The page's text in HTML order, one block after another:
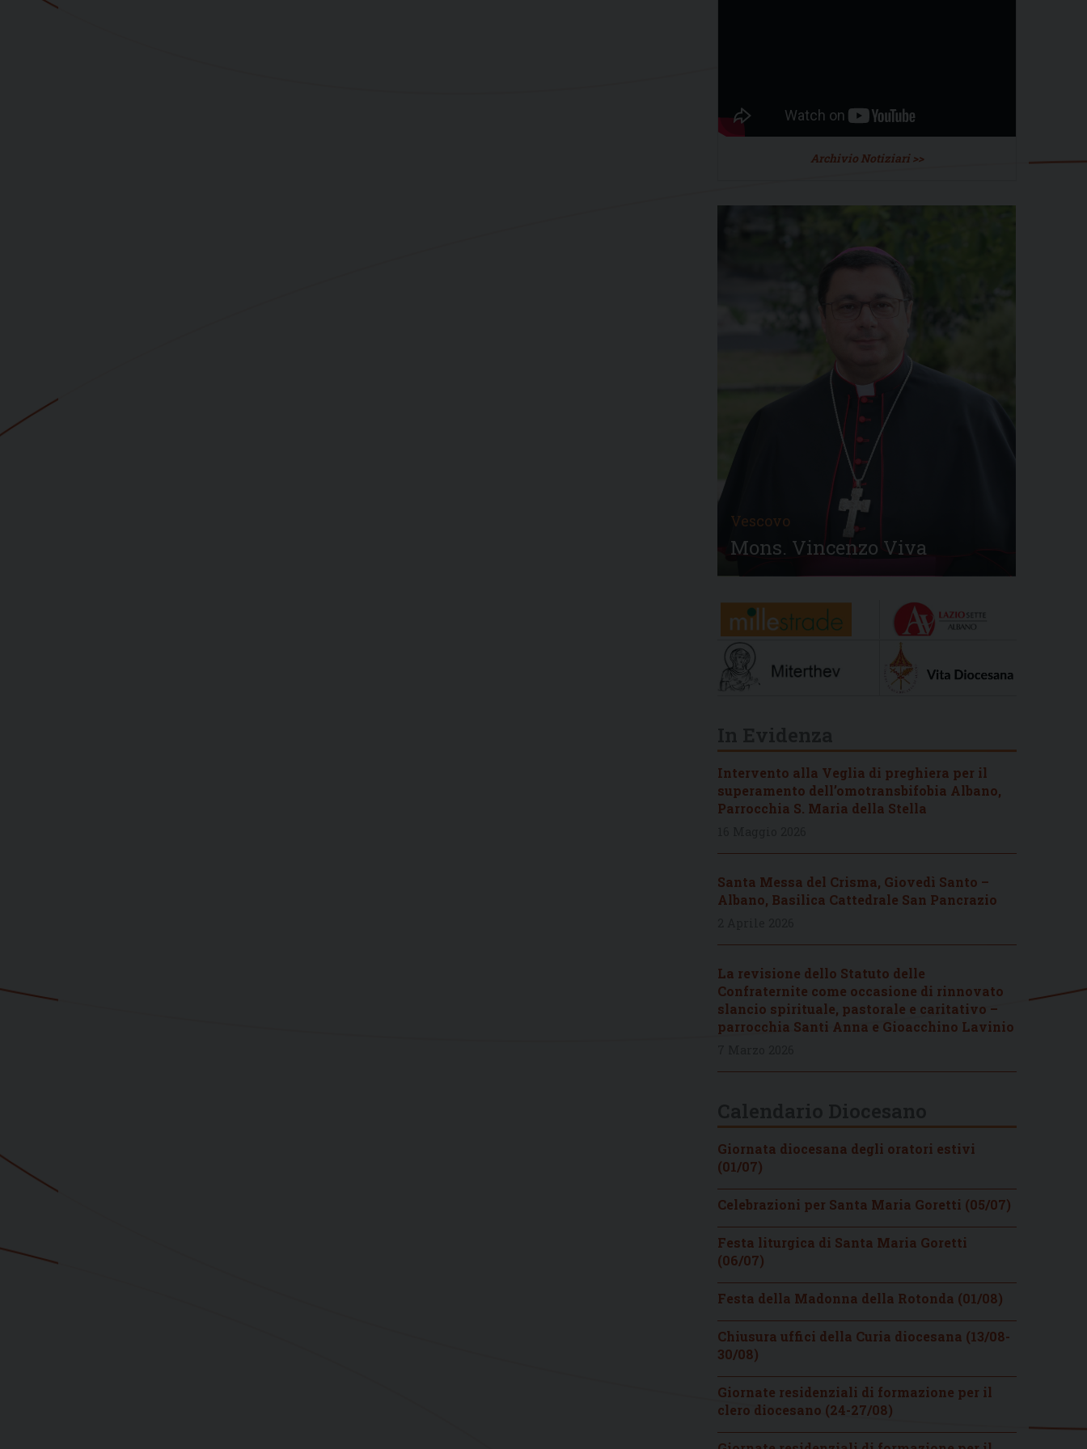
Archivio Notiziari >>
Vescovo
Mons. Vincenzo Viva
Intervento alla Veglia di preghiera per il
superamento dell’omotransbifobia Albano,
Parrocchia S. Maria della Stella
Santa Messa del Crisma, Giovedì Santo –
Albano, Basilica Cattedrale San Pancrazio
La revisione dello Statuto delle
Confraternite come occasione di rinnovato
slancio spirituale, pastorale e caritativo –
parrocchia Santi Anna e Gioacchino Lavinio
Giornata diocesana degli oratori estivi
(01/07)
Celebrazioni per Santa Maria Goretti (05/07)
Festa liturgica di Santa Maria Goretti
(06/07)
Festa della Madonna della Rotonda (01/08)
Chiusura uffici della Curia diocesana (13/08-
30/08)
Giornate residenziali di formazione per il
clero diocesano (24-27/08)